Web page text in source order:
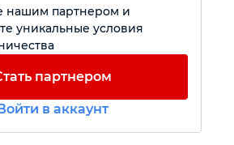
инструмент
инструмент
нашим партнером и
уникальные условия
партнером
в аккаунт